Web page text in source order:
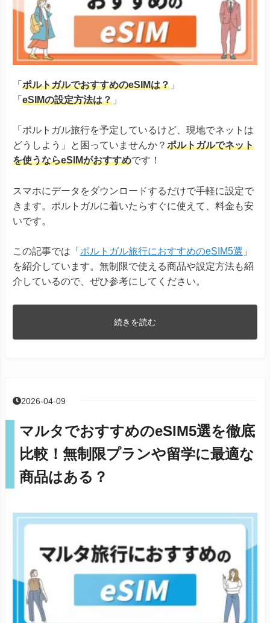
「 ポルトガルでおすすめのeSIMは？ 」
「 eSIMの設定方法は？ 」
「ポルトガル旅行を予定しているけど、現地でネットは
どうしよう」と困っていませんか？ ポルトガルでネット
を使うならeSIMがおすすめです！
スマホにデータをダウンロードするだけで手軽に設定で
きます。ポルトガルに着いたらすぐに使えて、料金も安
いです。
この記事では「 ポルトガル旅行におすすめのeSIM5選 」
を紹介しています。無制限で使える商品や設定方法も紹
介しているので、ぜひ参考にしてください。
続きを読む
2026-04-09
マルタでおすすめのeSIM5選を徹底
比較！無制限プランや留学に最適な
商品はある？